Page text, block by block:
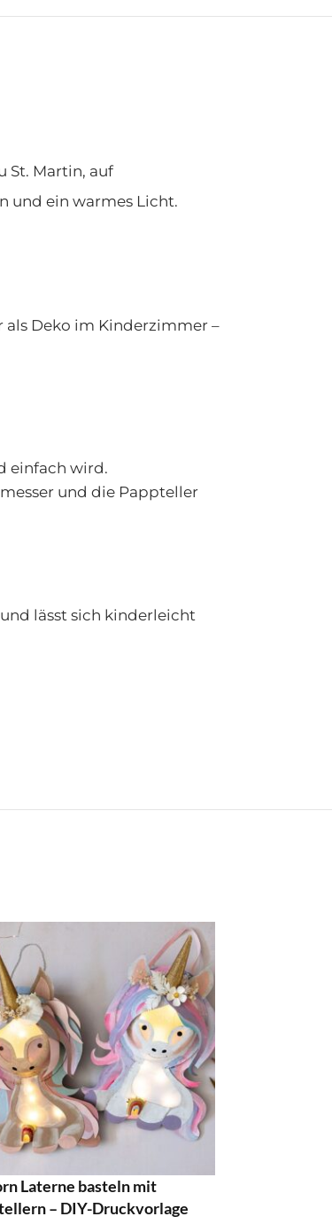
St. Martin, auf
und ein warmes Licht.
Deko im Kinderzimmer –
einfach wird.
und die Pappteller
lässt sich kinderleicht
Laterne basteln mit
– DIY-Druckvorlage